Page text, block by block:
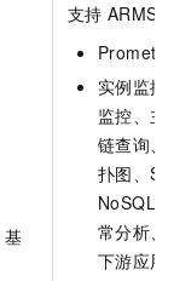
基
支持 ARMS
实例监控
监控、主
链查询、
扑图、
NoSQL
常分析、
下游应用